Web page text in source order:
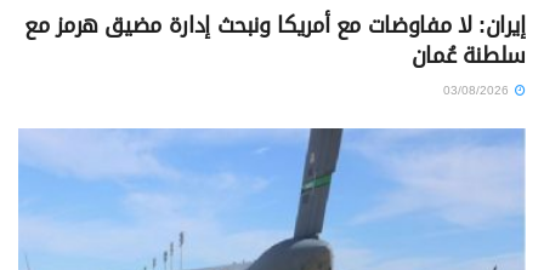
إيران: لا مفاوضات مع أمريكا ونبحث إدارة مضيق هرمز مع
سلطنة عُمان